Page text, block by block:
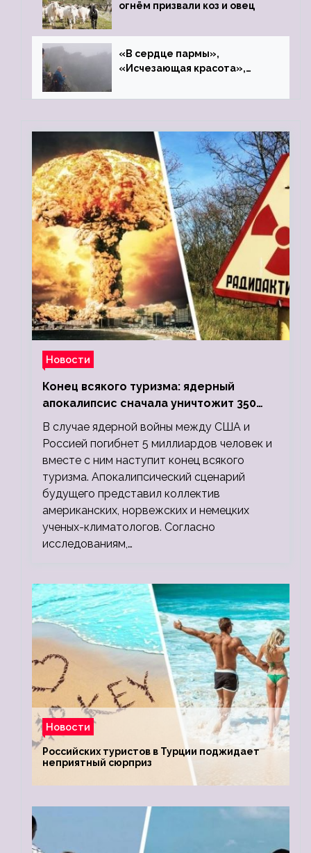
огнём призвали коз и овец
«В сердце пармы»,
«Исчезающая красота»,
Новости
Конец всякого туризма: ядерный
апокалипсис сначала уничтожит 350
миллионов, а потом 5 миллиардов
людей
В случае ядерной войны между США и
Россией погибнет 5 миллиардов человек и
вместе с ним наступит конец всякого
туризма. Апокалипсический сценарий
будущего представил коллектив
американских, норвежских и немецких
ученых-климатологов. Согласно
исследованиям,…
Новости
Российских туристов в Турции поджидает
неприятный сюрприз